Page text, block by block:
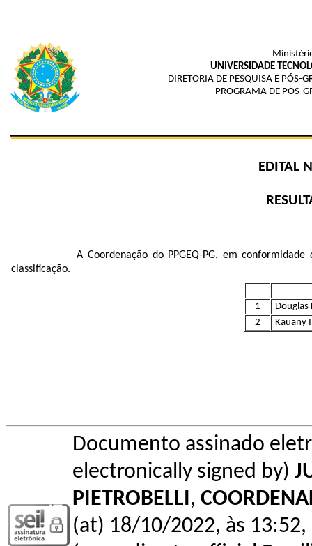
UNIVERSIDADE
DIRETORIA DE PESQUISA E PÓS-
PROGRAMA DE POS-
EDITAL
A Coordenação do PPGEQ-PG, em
classificação.
1
Douglas
2
Kauany
Documento assinado
electronically signed by)
PIETROBELLI,
(at) 18/10/2022, às